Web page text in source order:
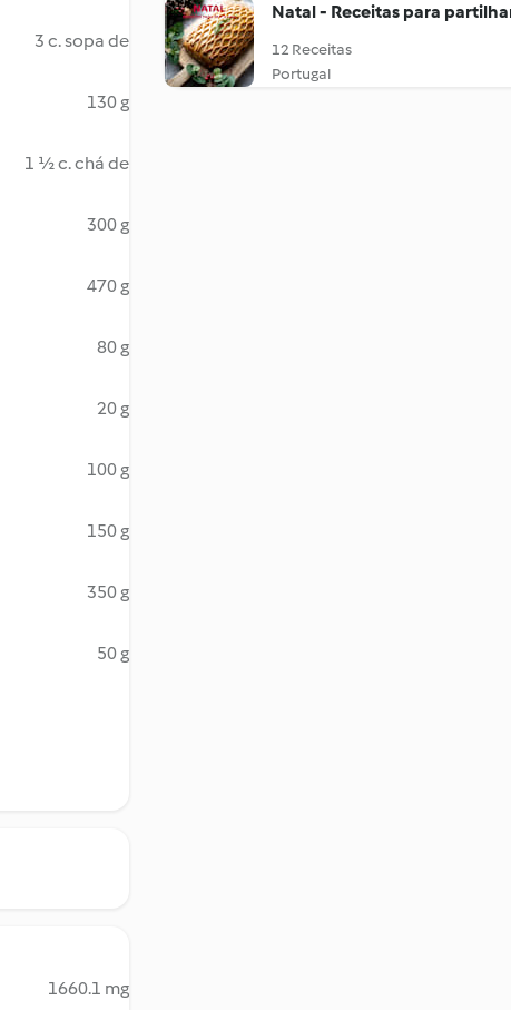
3 c. sopa de
130 g
1 ½ c. chá de
300 g
470 g
80 g
20 g
100 g
150 g
350 g
50 g
1660.1 mg
Natal - Receitas para
12 Receitas
Portugal